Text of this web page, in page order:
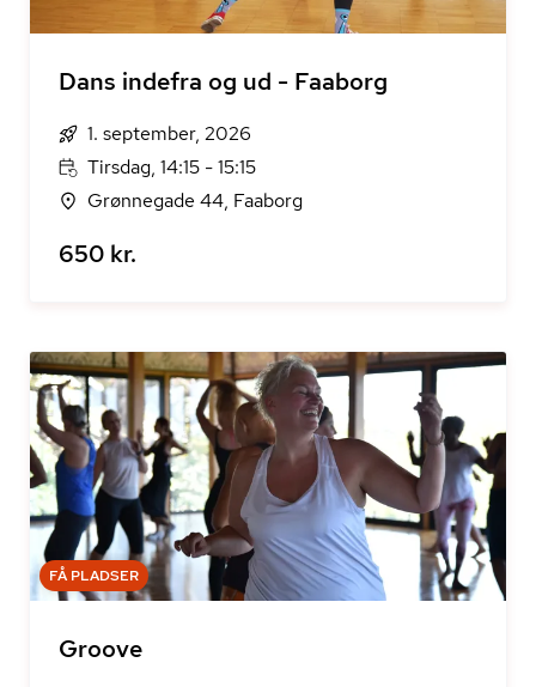
Dans indefra og ud - Faaborg
1. september, 2026
Tirsdag, 14:15 - 15:15
Grønnegade 44, Faaborg
650 kr.
FÅ PLADSER
Groove